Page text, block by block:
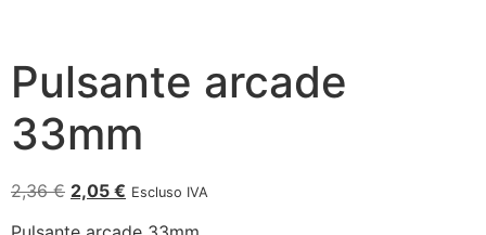
Pulsante arcade
33mm
2,36€ 2,05 € Escluso IVA